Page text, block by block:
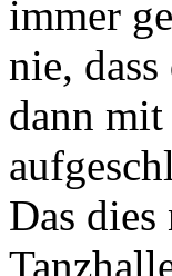
immer
nie,
dann
Das